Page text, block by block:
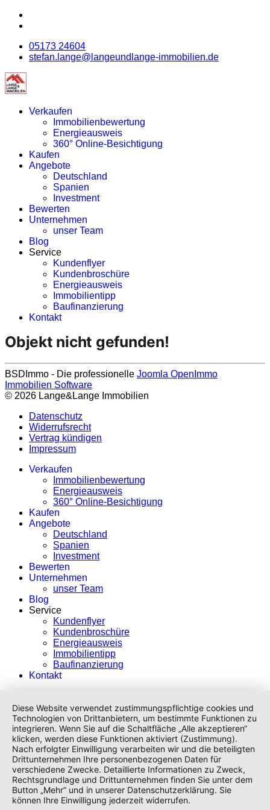
05173 24604
stefan.lange@langeundlange-immobilien.de
Verkaufen
Immobilienbewertung
Energieausweis
360° Online-Besichtigung
Kaufen
Angebote
Deutschland
Spanien
Investment
Bewerten
Unternehmen
unser Team
Blog
Service
Kundenflyer
Kundenbroschüre
Energieausweis
Immobilientipp
Baufinanzierung
Kontakt
Objekt nicht gefunden!
BSDImmo - Die professionelle Joomla OpenImmo
Immobilien Software
© 2026 Lange&Lange Immobilien
Datenschutz
Widerrufsrecht
Vertrag kündigen
Impressum
Verkaufen
Immobilienbewertung
Energieausweis
360° Online-Besichtigung
Kaufen
Angebote
Deutschland
Spanien
Investment
Bewerten
Unternehmen
unser Team
Blog
Service
Kundenflyer
Kundenbroschüre
Energieausweis
Immobilientipp
Baufinanzierung
Kontakt
Diese Website verwendet zustimmungspflichtige cookies und
Technologien von Drittanbietern, um bestimmte Funktionen zu
integrieren. Wenn Sie auf die Schaltfläche „Alle akzeptieren“
klicken, werden diese Funktionen aktiviert (Zustimmung).
Nach erfolgter Einwilligung verarbeiten wir und die beteiligten
Drittunternehmen Ihre personenbezogenen Daten für
verschiedene Zwecke. Detaillierte Informationen zu Zweck,
Rechtsgrundlage und Drittunternehmen finden Sie unter dem
Button „Mehr“ und in unserer Datenschutzerklärung. Sie
können Ihre Einwilligung jederzeit widerrufen.